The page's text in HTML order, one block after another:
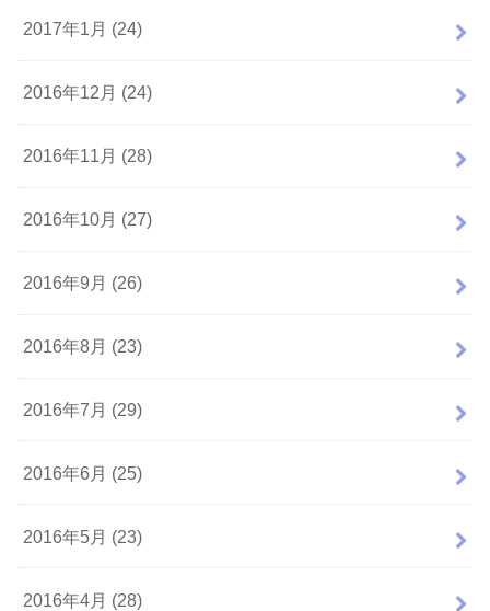
2017年1月 (24)
2016年12月 (24)
2016年11月 (28)
2016年10月 (27)
2016年9月 (26)
2016年8月 (23)
2016年7月 (29)
2016年6月 (25)
2016年5月 (23)
2016年4月 (28)